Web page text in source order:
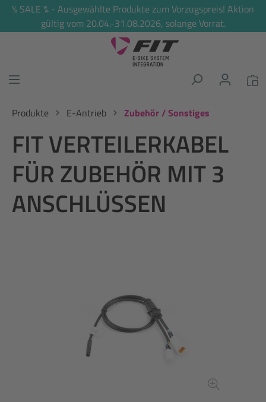
springen
% SALE % - Ausgewählte Produkte zum Vorzugspreis! Aktion
gültig vom 20.04.-31.08.2026, solange Vorrat.
Produkte E-Antrieb Zubehör / Sonstiges
FIT VERTEILERKABEL
FÜR ZUBEHÖR MIT 3
ANSCHLÜSSEN